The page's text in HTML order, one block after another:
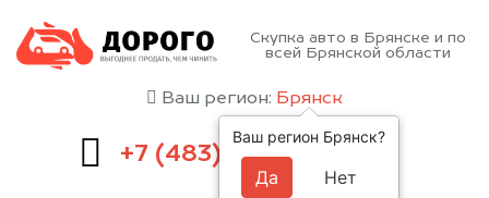
Скупка авто в Брянске и по
всей Брянской области
Ваш регион: Брянск
+7 (483) 232-00-41
Ваш регион Брянск?
Да Нет